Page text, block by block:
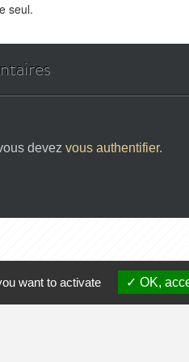
seul.
devez vous authentifier.
? Demandez les droits de
want to activate OK,